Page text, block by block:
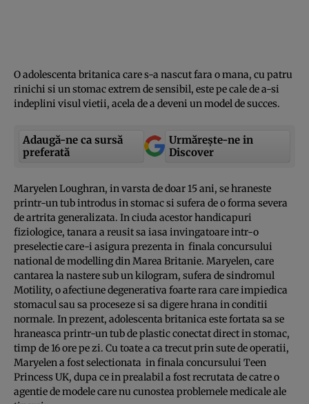
O adolescenta britanica care s-a nascut fara o mana, cu patru
rinichi si un stomac extrem de sensibil, este pe cale de a-si
indeplini visul vietii, acela de a deveni un model de succes.
Adaugă-ne ca sursă
preferată
Urmărește-ne in
Discover
Maryelen Loughran, in varsta de doar 15 ani, se hraneste
printr-un tub introdus in stomac si sufera de o forma severa
de artrita generalizata. In ciuda acestor handicapuri
fiziologice, tanara a reusit sa iasa invingatoare intr-o
preselectie care-i asigura prezenta in finala concursului
national de modelling din Marea Britanie. Maryelen, care
cantarea la nastere sub un kilogram, sufera de sindromul
Motility, o afectiune degenerativa foarte rara care impiedica
stomacul sau sa proceseze si sa digere hrana in conditii
normale. In prezent, adolescenta britanica este fortata sa se
hraneasca printr-un tub de plastic conectat direct in stomac,
timp de 16 ore pe zi. Cu toate a ca trecut prin sute de operatii,
Maryelen a fost selectionata in finala concursului Teen
Princess UK, dupa ce in prealabil a fost recrutata de catre o
agentie de modele care nu cunostea problemele medicale ale